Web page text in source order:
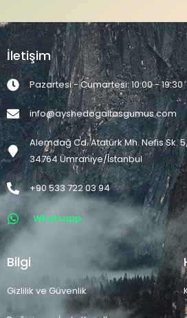
İletişim
Pazartesi - Cumartesi: 10:00 - 19:30
info@ayshedogaltasgumus.com
Alemdağ Cd. Atatürk Mh. Nefis Sk.
34764 Ümraniye/İstanbul
+90 533 722 03 94
Whatsapp
Bilgi
Gizlilik ve Güvenlik